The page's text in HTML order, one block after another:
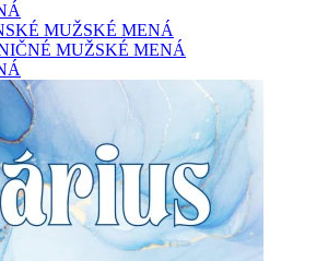
MUŽSKÉ MENÁ
MUŽSKÉ MENÁ